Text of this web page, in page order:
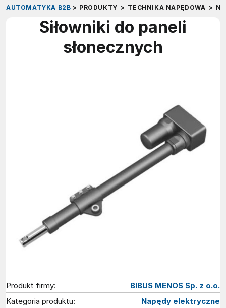
AUTOMATYKA B2B > PRODUKTY > TECHNIKA NAPĘDOWA >
Siłowniki do paneli
słonecznych
Produkt firmy:
BIBUS MENOS Sp. z o.o.
Kategoria produktu:
Napędy elektryczne